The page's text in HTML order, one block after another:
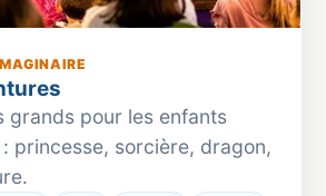
grands pour les enfants
: princesse, sorcière, dragon,